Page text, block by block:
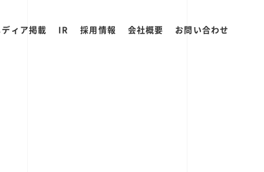
ィア掲載 IR 採用情報 会社概要 お問い合わせ